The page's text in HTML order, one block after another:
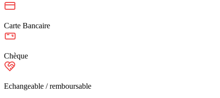
Carte Bancaire
Chèque
Echangeable / remboursable